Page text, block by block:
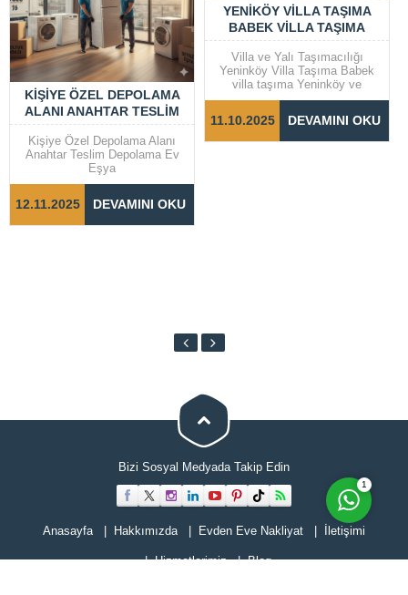
KIŞIYE ÖZEL DEPOLAMA
ALANI ANAHTAR TESLIM
DEPOLAMA EV EŞYA
Kişiye Özel Depolama Alanı
Anahtar Teslim Depolama Ev
Eşya
12.11.2025 DEVAMINI OKU
YENIKÖY VILLA TAŞIMA
BABEK VILLA TAŞIMA
Villa ve Yalı Taşımacılığı
Yeninköy Villa Taşıma Babek
villa taşıma Yeninköy ve
Bebek gibi prestijli semtlerde
taşıma işlemleri, dikkat ve
özen gerektiren bir süreçtir.
11.10.2025 DEVAMINI OKU
Bizi Sosyal Medyada Takip Edin
Anasayfa Hakkımızda Evden Eve Nakliyat İletişimi
Hizmetlerimiz Blog
1